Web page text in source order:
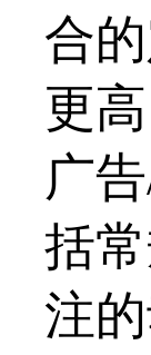
合
更
广告
括
注